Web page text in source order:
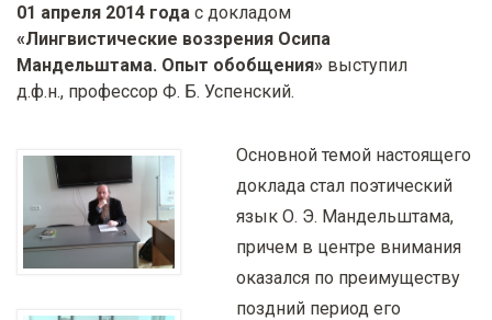
01 апреля 2014 года с докладом
«Лингвистические воззрения Осипа
Мандельштама. Опыт обобщения» выступил
д.ф.н., профессор Ф. Б. Успенский.
Основной темой настоящего
доклада стал поэтический
язык О. Э. Мандельштама,
причем в центре внимания
оказался по преимуществу
поздний период его